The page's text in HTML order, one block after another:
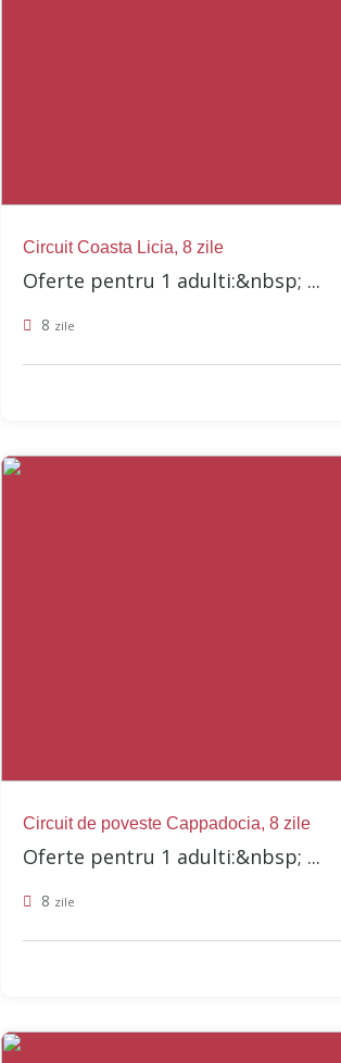
Circuit Coasta Licia, 8 zile
Oferte pentru 1 adulti:&nbsp; ...
8 zile
Circuit de poveste Cappadocia, 8 zile
Oferte pentru 1 adulti:&nbsp; ...
8 zile